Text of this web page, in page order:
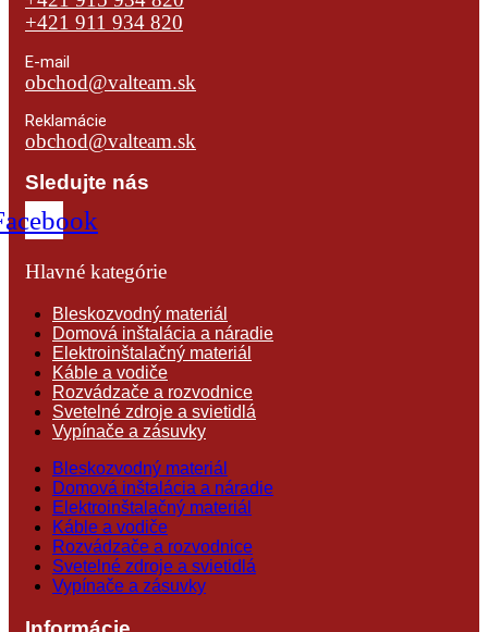
+421 911 934 820
E-mail
obchod@valteam.sk
Reklamácie
obchod@valteam.sk
Sledujte nás
Hlavné kategórie
Bleskozvodný materiál
Domová inštalácia a náradie
Elektroinštalačný materiál
Káble a vodiče
Rozvádzače a rozvodnice
Svetelné zdroje a svietidlá
Vypínače a zásuvky
Bleskozvodný materiál
Domová inštalácia a náradie
Elektroinštalačný materiál
Káble a vodiče
Rozvádzače a rozvodnice
Svetelné zdroje a svietidlá
Vypínače a zásuvky